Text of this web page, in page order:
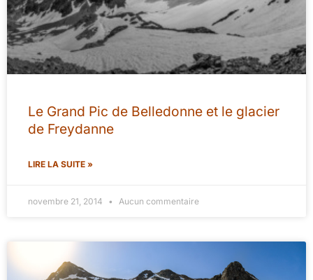
Le Grand Pic de Belledonne et le glacier
de Freydanne
LIRE LA SUITE »
novembre 21, 2014 Aucun commentaire